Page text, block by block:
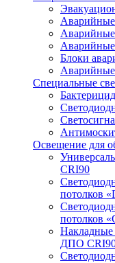
Блоки
Специальные
Освещение для
CRI90
потолков
потолков
Накладные
ДПО